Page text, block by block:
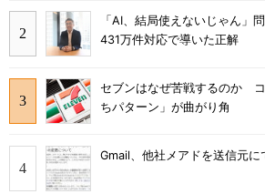
「AI、結局使えないじゃん
431万件対応で導いた正解
セブンはなぜ苦戦するのか
ちパターン」が曲がり角
Gmail、他社メアドを送信元